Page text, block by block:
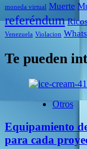
moneda virtual Muerte
referéndum
Venezuela Violacion
Te pueden
Otros
Equipamiento
para cada